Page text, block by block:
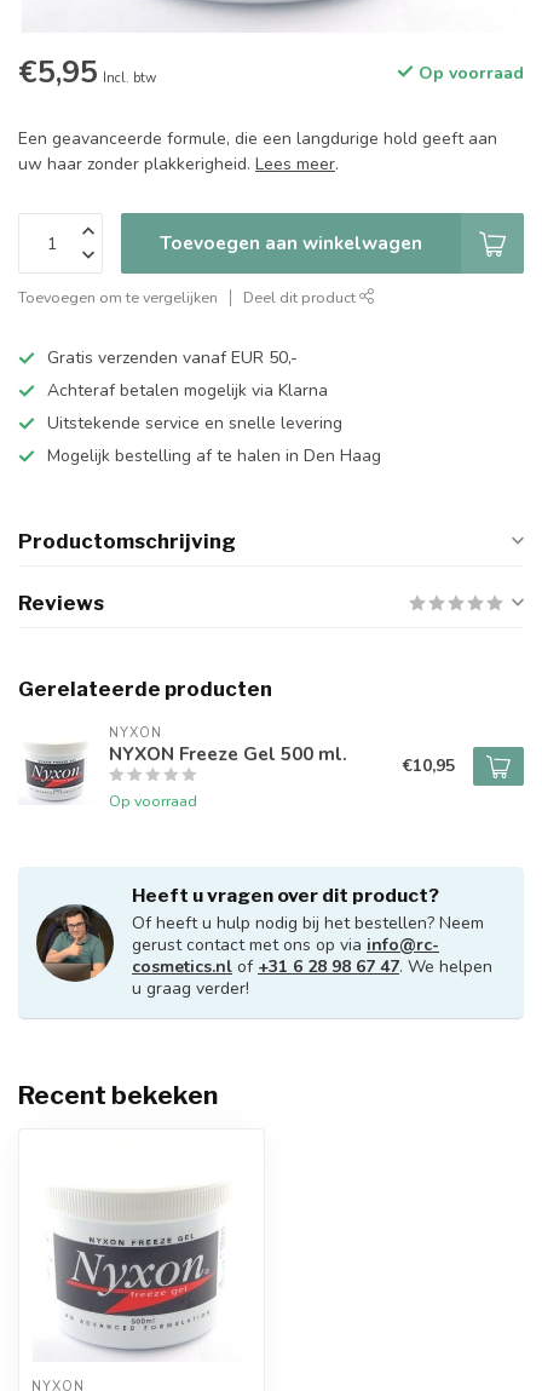
€5,95 Incl. btw Op voorraad
Een geavanceerde formule, die een langdurige hold geeft aan
uw haar zonder plakkerigheid. Lees meer.
Toevoegen aan winkelwagen
Toevoegen om te vergelijken Deel dit product
Gratis verzenden vanaf EUR 50,-
Achteraf betalen mogelijk via Klarna
Uitstekende service en snelle levering
Mogelijk bestelling af te halen in Den Haag
Productomschrijving
Reviews
Gerelateerde producten
NYXON
NYXON Freeze Gel 500 ml.
Op voorraad
€10,95
Heeft u vragen over dit product?
Of heeft u hulp nodig bij het bestellen? Neem
gerust contact met ons op via info@rc-
cosmetics.nl of +31 6 28 98 67 47. We helpen
u graag verder!
Recent bekeken
NYXON